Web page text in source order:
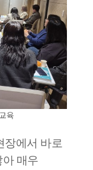
육
장에서 바로
매우